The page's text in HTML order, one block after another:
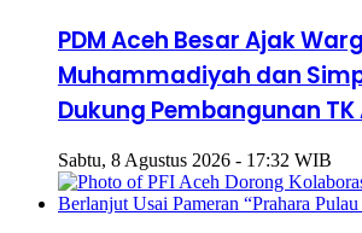
PDM Aceh Besar Ajak
Muhammadiyah dan
Dukung Pembangunan
Sabtu, 8 Agustus 2026 - 17:32 WIB